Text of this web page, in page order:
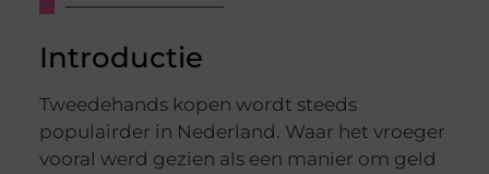
Introductie
Tweedehands kopen wordt steeds
populairder in Nederland. Waar het vroeger
vooral werd gezien als een manier om geld